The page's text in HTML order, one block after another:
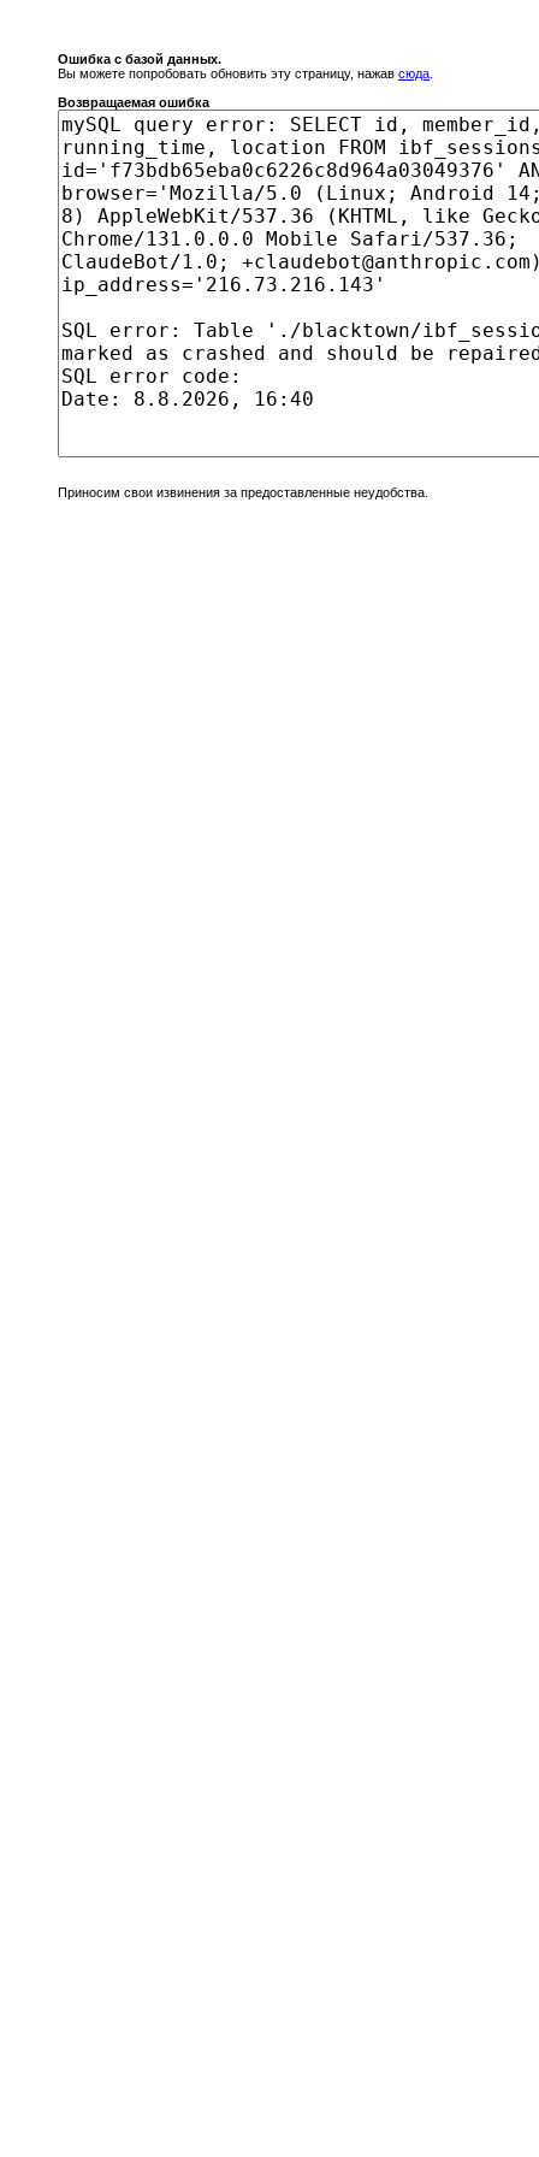
Ошибка с базой данных.
Вы можете попробовать обновить эту страницу, нажав сюда
Возвращаемая ошибка
Приносим свои извинения за предоставленные неудобства.